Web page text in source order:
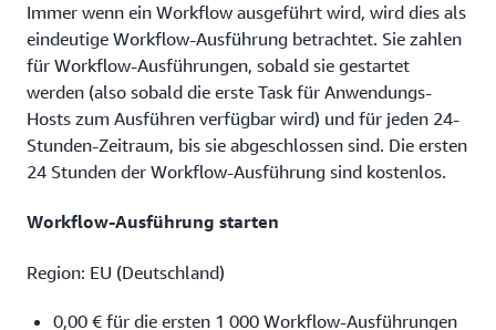
Immer wenn ein Workflow ausgeführt wird, wird dies als
eindeutige Workflow-Ausführung betrachtet. Sie zahlen
für Workflow-Ausführungen, sobald sie gestartet
werden (also sobald die erste Task für Anwendungs-
Hosts zum Ausführen verfügbar wird) und für jeden 24-
Stunden-Zeitraum, bis sie abgeschlossen sind. Die ersten
24 Stunden der Workflow-Ausführung sind kostenlos.
Workflow-Ausführung starten
Region: EU (Deutschland)
0,00 € für die ersten 1 000 Workflow-Ausführungen